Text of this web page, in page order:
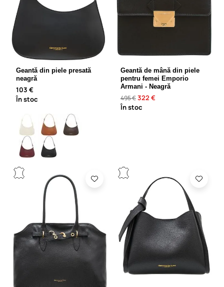
Geantă din piele presată
neagră
103 €
În stoc
Geantă de mână din piele
pentru femei Emporio
Armani - Neagră
495 €322 €
În stoc